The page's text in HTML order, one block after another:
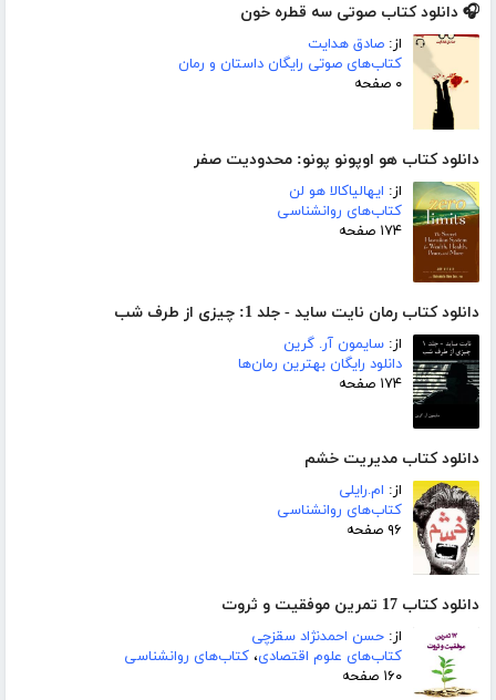
🎧 دانلود کتاب صوتی سه قطره خون
از: صادق هدایت
کتاب‌های صوتی رایگان داستان و رمان
۰ صفحه
دانلود کتاب هو اوپونو پونو: محدودیت صفر
از: ایهالیاکالا هو لن
کتاب‌های روانشناسی
۱۷۴ صفحه
دانلود کتاب رمان نایت ساید - جلد 1: چیزی از طرف شب
از: سایمون آر. گرین
دانلود رایگان بهترین رمان‌ها
۱۷۴ صفحه
دانلود کتاب مدیریت خشم
از: ام.رایلی
کتاب‌های روانشناسی
۹۶ صفحه
دانلود کتاب 17 تمرین موفقیت و ثروت
از: حسن احمدنژاد سقزچی
کتاب‌های علوم اقتصادی، کتاب‌های روانشناسی
۱۶۰ صفحه